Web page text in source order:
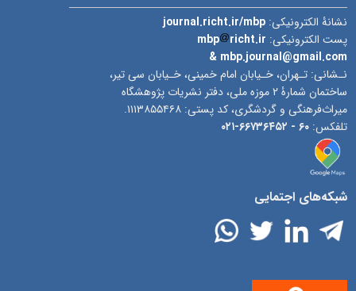
نشانۀ الکترونیکی:journal.richt.ir/mbp
پست الکترونیکی:
mbp
richt.ir
& mbp.journal@gmail.com
نـشانی: تـهران، خـیابان امام خمینی، خـیابان سی تیر،
ساختمان شمارۀ ۲ موزه ملی، دفتر نشریات پژوهشگاه
میراث‌فرهنگی و گردشگری، کد پستی: ۱۱۱۳۸۵۵۴۶۸.
تلفکس:۶۰ - ۶۶۷۳۶۴۵۲-۰۲۱
شبکه‌های اجتمایی